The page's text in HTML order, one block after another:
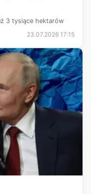
3 tysiące hektarów
23.07.2026 17:15